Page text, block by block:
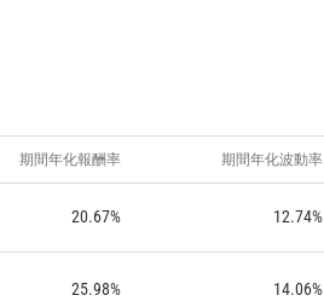
期間年化報酬率 期間年化波動率
20.67% 12.74%
25.98% 14.06%